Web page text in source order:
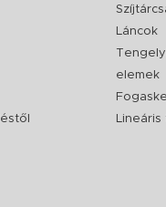
Láncok
elemek
Lineáris